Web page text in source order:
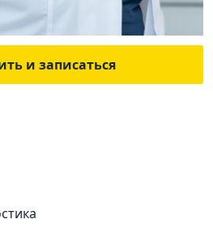
и записаться